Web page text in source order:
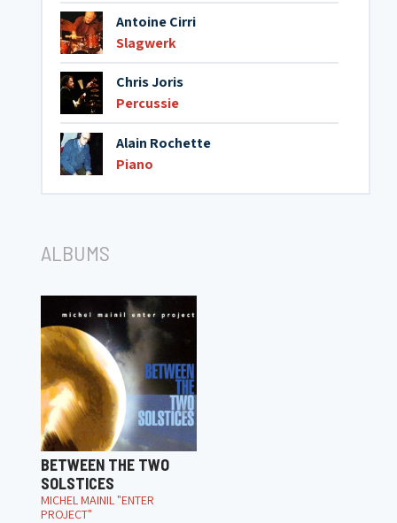
Antoine Cirri
Slagwerk
Chris Joris
Percussie
Alain Rochette
Piano
ALBUMS
BETWEEN THE TWO
SOLSTICES
MICHEL MAINIL "ENTER
PROJECT"